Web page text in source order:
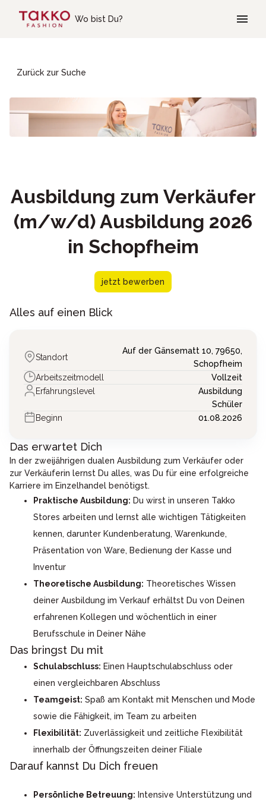
Wo bist Du?
Zurück zur Suche
Ausbildung zum Verkäufer
(m/w/d) Ausbildung 2026
in Schopfheim
jetzt bewerben
Alles auf einen Blick
Standort
Auf der Gänsematt 10, 79650,
Schopfheim
Arbeitszeitmodell
Vollzeit
Erfahrungslevel
Ausbildung
Schüler
Beginn
01.08.2026
Das erwartet Dich
In der zweijährigen dualen Ausbildung zum Verkäufer oder
zur Verkäuferin lernst Du alles, was Du für eine erfolgreiche
Karriere im Einzelhandel benötigst.
Praktische Ausbildung: Du wirst in unseren Takko
Stores arbeiten und lernst alle wichtigen Tätigkeiten
kennen, darunter Kundenberatung, Warenkunde,
Präsentation von Ware, Bedienung der Kasse und
Inventur
Theoretische Ausbildung: Theoretisches Wissen
deiner Ausbildung im Verkauf erhältst Du von Deinen
erfahrenen Kollegen und wöchentlich in einer
Berufsschule in Deiner Nähe
Das bringst Du mit
Schulabschluss: Einen Hauptschulabschluss oder
einen vergleichbaren Abschluss
Teamgeist: Spaß am Kontakt mit Menschen und Mode
sowie die Fähigkeit, im Team zu arbeiten
Flexibilität: Zuverlässigkeit und zeitliche Flexibilität
innerhalb der Öffnungszeiten deiner Filiale
Darauf kannst Du Dich freuen
Persönliche Betreuung: Intensive Unterstützung und